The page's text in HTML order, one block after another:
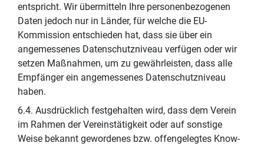
entspricht. Wir übermitteln Ihre personenbezogenen
Daten jedoch nur in Länder, für welche die EU-
Kommission entschieden hat, dass sie über ein
angemessenes Datenschutzniveau verfügen oder wir
setzen Maßnahmen, um zu gewährleisten, dass alle
Empfänger ein angemessenes Datenschutzniveau
haben.
6.4. Ausdrücklich festgehalten wird, dass dem Verein
im Rahmen der Vereinstätigkeit oder auf sonstige
Weise bekannt gewordenes bzw. offengelegtes Know-